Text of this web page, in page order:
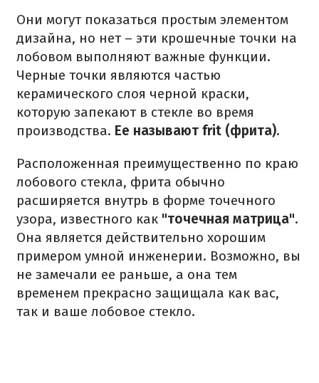
Они могут показаться простым элементом
дизайна, но нет – эти крошечные точки на
лобовом выполняют важные функции.
Черные точки являются частью
керамического слоя черной краски,
которую запекают в стекле во время
производства. Ее называют frit (фрита).
Расположенная преимущественно по краю
лобового стекла, фрита обычно
расширяется внутрь в форме точечного
узора, известного как "точечная матрица".
Она является действительно хорошим
примером умной инженерии. Возможно, вы
не замечали ее раньше, а она тем
временем прекрасно защищала как вас,
так и ваше лобовое стекло.